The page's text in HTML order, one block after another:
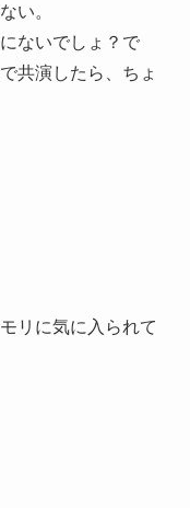
い。
ないでしょ？で
共演したら、ちょ
リに気に入られて